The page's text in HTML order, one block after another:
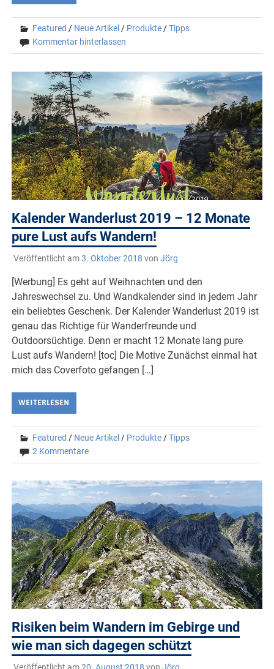
Featured / Neue Artikel / Produkte /Tipps
Kommentar hinterlassen
Kalender Wanderlust 2019 – 12 Monate
pure Lust aufs Wandern!
Veröffentlicht am3. Oktober 2018 von Jörg
[Werbung] Es geht auf Weihnachten und den
Jahreswechsel zu. Und Wandkalender sind in jedem Jahr
ein beliebtes Geschenk. Der Kalender Wanderlust 2019 ist
genau das Richtige für Wanderfreunde und
Outdoorsüchtige. Denn er macht 12 Monate lang pure
Lust aufs Wandern! [toc] Die Motive Zunächst einmal hat
mich das Coverfoto gefangen […]
WEITERLESEN
Featured / Neue Artikel / Produkte /Tipps
2 Kommentare
Risiken beim Wandern im Gebirge und
wie man sich dagegen schützt